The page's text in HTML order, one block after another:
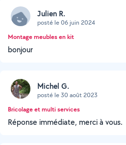
Julien R.
posté le 06 juin 2024
Montage meubles en kit
bonjour
Michel G.
posté le 30 août 2023
Bricolage et multi services
Réponse immédiate, merci à vous.